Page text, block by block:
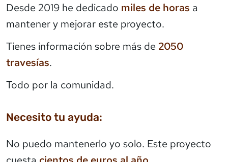
Desde 2019 he dedicado miles de horas a
mantener y mejorar este proyecto.
Tienes información sobre más de 2050
travesías.
Todo por la comunidad.
Necesito tu ayuda:
No puedo mantenerlo yo solo. Este proyecto